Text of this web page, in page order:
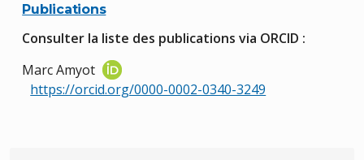
Publications
Consulter la liste des publications via ORCID :
Marc Amyot
https://orcid.org/0000-0002-0340-3249